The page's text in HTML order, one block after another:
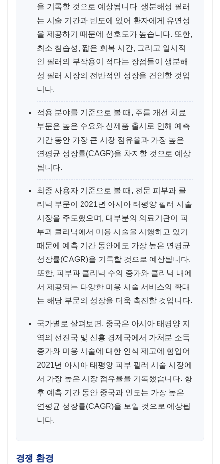
을 기록할 것으로 예상됩니다. 생분해성 필러
는 시술 기간과 빈도에 있어 환자에게 유연성
을 제공하기 때문에 선호도가 높습니다. 또한,
최소 침습성, 짧은 회복 시간, 그리고 일시적
인 필러의 부작용이 적다는 장점들이 생분해
성 필러 시장의 전반적인 성장을 견인할 것입
니다.
적용 분야를 기준으로 볼 때, 주름 개선 치료
부문은 높은 수요와 신제품 출시로 인해 예측
기간 동안 가장 큰 시장 점유율과 가장 높은
연평균 성장률(CAGR)을 차지할 것으로 예상
됩니다.
최종 사용자 기준으로 볼 때, 전문 피부과 클
리닉 부문이 2021년 아시아 태평양 필러 시술
시장을 주도했으며, 대부분의 의료기관이 피
부과 클리닉에서 미용 시술을 시행하고 있기
때문에 예측 기간 동안에도 가장 높은 연평균
성장률(CAGR)을 기록할 것으로 예상됩니다.
또한, 피부과 클리닉 수의 증가와 클리닉 내에
서 제공되는 다양한 미용 시술 서비스의 확대
는 해당 부문의 성장을 더욱 촉진할 것입니다.
국가별로 살펴보면, 중국은 아시아 태평양 지
역의 선진국 및 신흥 경제국에서 가처분 소득
증가와 미용 시술에 대한 인식 제고에 힘입어
2021년 아시아 태평양 피부 필러 시술 시장에
서 가장 높은 시장 점유율을 기록했습니다. 향
후 예측 기간 동안 중국과 인도는 가장 높은
연평균 성장률(CAGR)을 보일 것으로 예상됩
니다.
경쟁 환경